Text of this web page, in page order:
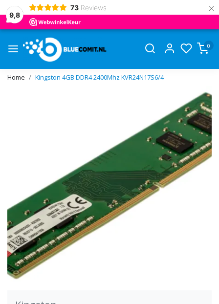
9,8
73 Reviews ×
0
Home Kingston 4GB DDR4 2400Mhz KVR24N17S6/4